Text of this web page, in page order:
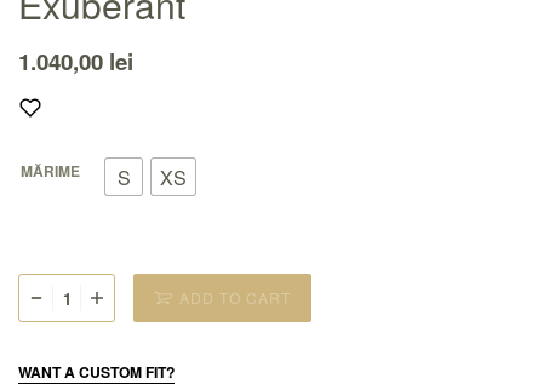
1.040,00 lei
MĂRIME S XS
ADD TO CART
WANT A CUSTOM FIT?